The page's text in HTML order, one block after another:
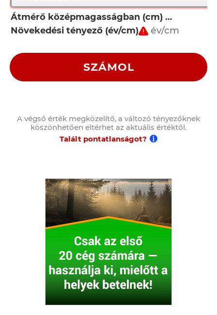
Átmérő középmagasságban (cm)
Növekedési tényező (év/cm)
SZÁMOL
A végső érték megközelítő, a változó tényezőknek
köszönhetően eltérhet az aktuális értéktől.
Talált pontatlanságot?